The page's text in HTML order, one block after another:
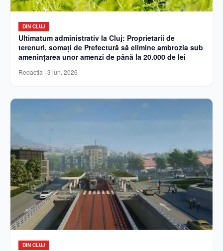
DIN CLUJ
Ultimatum administrativ la Cluj: Proprietarii de
terenuri, somați de Prefectură să elimine ambrozia sub
amenințarea unor amenzi de până la 20.000 de lei
Redactia · 3 iun. 2026
DIN CLUJ